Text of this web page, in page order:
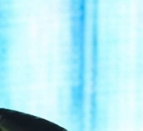
officieel getrouwd met Travis